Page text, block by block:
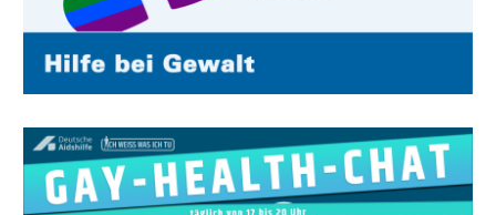
Image